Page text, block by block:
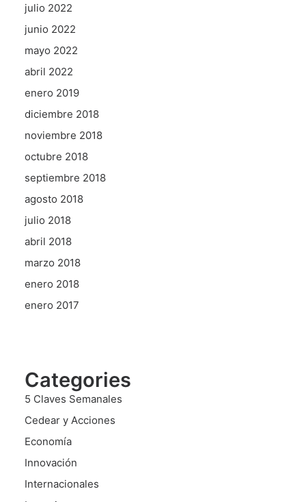
julio 2022
junio 2022
mayo 2022
abril 2022
enero 2019
diciembre 2018
noviembre 2018
octubre 2018
septiembre 2018
agosto 2018
julio 2018
abril 2018
marzo 2018
enero 2018
enero 2017
Categories
5 Claves Semanales
Cedear y Acciones
Economía
Innovación
Internacionales